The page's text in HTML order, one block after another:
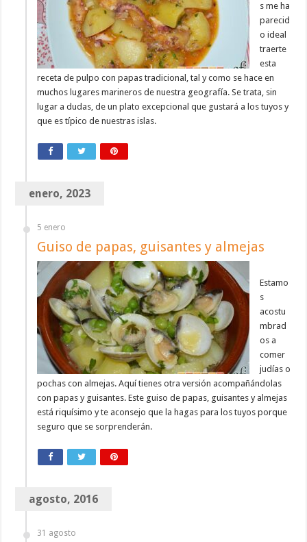
s me ha
parecid
o ideal
traerte
esta
receta de pulpo con papas tradicional, tal y como se hace en
muchos lugares marineros de nuestra geografía. Se trata, sin
lugar a dudas, de un plato excepcional que gustará a los tuyos y
que es típico de nuestras islas.
enero, 2023
5 enero
Guiso de papas, guisantes y almejas
Estamo
s
acostu
mbrad
os a
comer
judías o
pochas con almejas. Aquí tienes otra versión acompañándolas
con papas y guisantes. Este guiso de papas, guisantes y almejas
está riquísimo y te aconsejo que la hagas para los tuyos porque
seguro que se sorprenderán.
agosto, 2016
31 agosto